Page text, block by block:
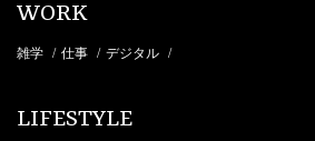
WORK
雑学 / 仕事 / デジタル /
LIFESTYLE